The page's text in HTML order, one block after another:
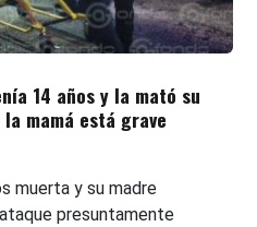
14 años y la mató su
mamá está grave
muerta y su madre
presuntamente